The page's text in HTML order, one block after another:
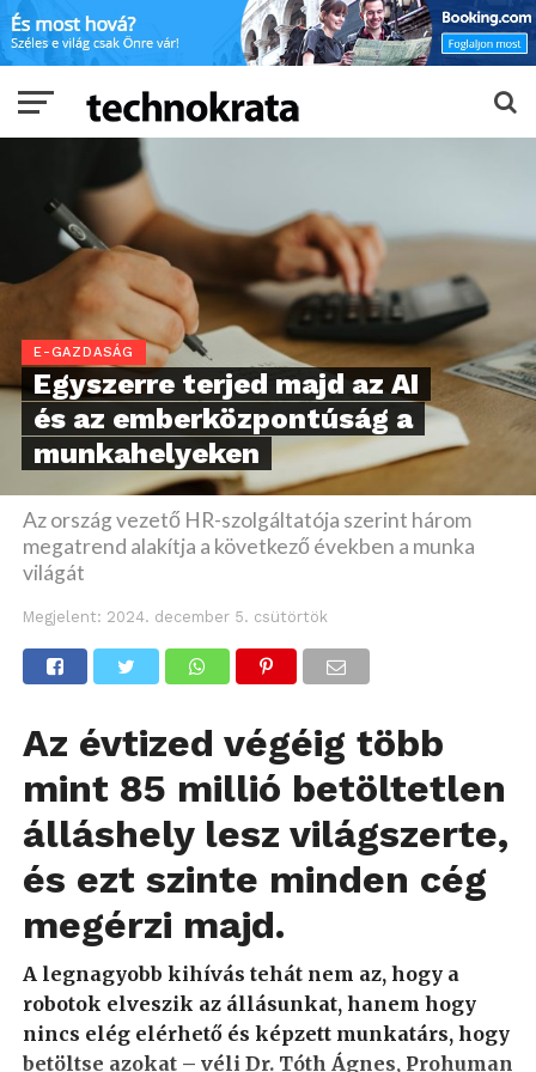
E-GAZDASÁG
Egyszerre terjed majd az AI
és az emberközpontúság a
munkahelyeken
Az ország vezető HR-szolgáltatója szerint három
megatrend alakítja a következő években a munka
világát
Megjelent: 2024. december 5. csütörtök
Az évtized végéig több
mint 85 millió betöltetlen
álláshely lesz világszerte,
és ezt szinte minden cég
megérzi majd.
A legnagyobb kihívás tehát nem az, hogy a
robotok elveszik az állásunkat, hanem hogy
nincs elég elérhető és képzett munkatárs, hogy
betöltse azokat – véli Dr. Tóth Ágnes, Prohuman